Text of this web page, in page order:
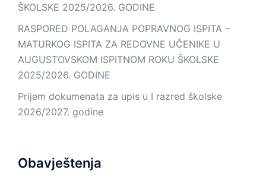
ŠKOLSKE 2025/2026. GODINE
RASPORED POLAGANJA POPRAVNOG ISPITA –
MATURKOG ISPITA ZA REDOVNE UČENIKE U
AUGUSTOVSKOM ISPITNOM ROKU ŠKOLSKE
2025/2026. GODINE
Prijem dokumenata za upis u I razred školske
2026/2027. godine
Obavještenja